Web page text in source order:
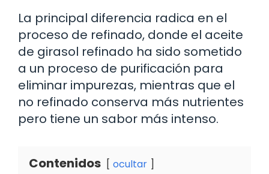
La principal diferencia radica en el
proceso de refinado, donde el aceite
de girasol refinado ha sido sometido
a un proceso de purificación para
eliminar impurezas, mientras que el
no refinado conserva más nutrientes
pero tiene un sabor más intenso.
Contenidos ocultar